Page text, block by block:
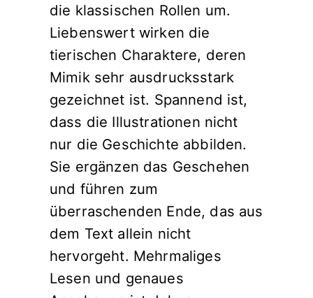
die klassischen Rollen um.
Liebenswert wirken die
tierischen Charaktere, deren
Mimik sehr ausdrucksstark
gezeichnet ist. Spannend ist,
dass die Illustrationen nicht
nur die Geschichte abbilden.
Sie ergänzen das Geschehen
und führen zum
überraschenden Ende, das aus
dem Text allein nicht
hervorgeht. Mehrmaliges
Lesen und genaues